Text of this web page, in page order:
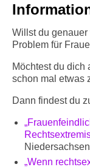
Willst du
Problem für
Möchtest du dich
schon mal etwas
Dann findest du
„Wenn